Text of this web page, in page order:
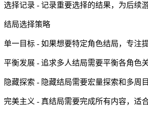
选择记录 - 记录重要选择的结果，为后续
结局选择策略
单一目标 - 如果想要特定角色结局，专注
平衡发展 - 追求多人结局需要平衡各角色
隐藏探索 - 隐藏结局需要宏量探索和多周
完美主义 - 真结局需要完成所有内容，适